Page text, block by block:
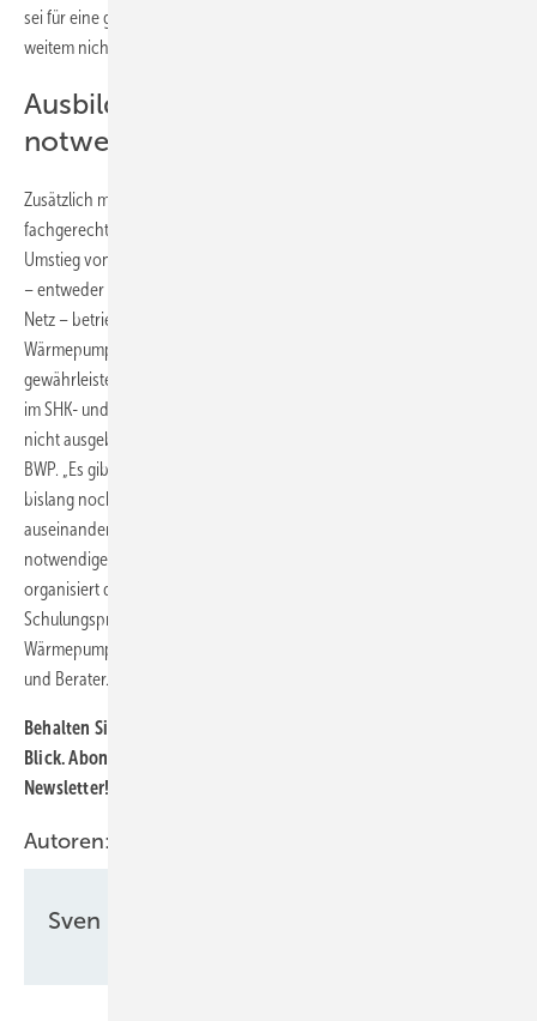
sei für eine gerechte Verteilung der Abgaben auf Energieträger bei
weitem nicht ausreichend.
Ausbildung von Fachkräften ist
notwendig
Zusätzlich müssen die Handwerker geschult werden. Denn nur eine
fachgerechte Installation ist Voraussetzung für einen langfristigen
Umstieg von fossilen Heizungen auf Wärmepumpen, die mit Ökostrom
– entweder aus der Photovoltaikanlage auf dem Dach oder aus dem
Netz – betrieben werden. „Um die Qualität beim Einbau von
Wärmepumpen auch angesichts der steigenden Nachfrage
gewährleisten zu können, wird eine ausreichende Zahl an Fachkräften
im SHK- und Brunnenbausektor benötigt, damit die Wärmewende
nicht ausgebremst wird“, mahnt Martin Sabel, Geschäftsführer des
BWP. „Es gibt ein großes Potential an Handwerksbetrieben, die sich
bislang noch nicht oder nicht intensiv mit Wärmepumpen
auseinandergesetzt haben, sich aber mit begrenztem Aufwand die
notwendige Sachkunde aneignen können.“ Zusammen mit dem VDI
organisiert der BWP deshalb unter anderem schon seit 2018 ein
Schulungsprogramm zur sachkundigen Planung und Installation von
Wärmepumpensystemen. Zielgruppe sind SHK-Fachbetriebe, Planer
und Berater.
Behalten Sie die Entwicklung des Wärmepumpenmarktes im
Blick. Abonnieren Sie dazu einfach unseren kostenlosen
Newsletter!
Autoren:
Sven Ullrich